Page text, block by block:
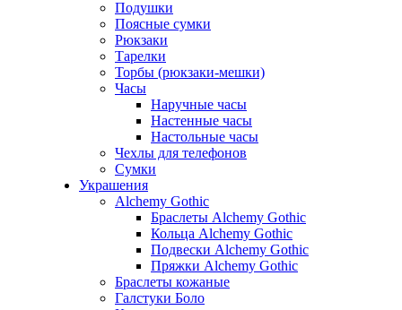
Подушки
Поясные сумки
Рюкзаки
Тарелки
Торбы (рюкзаки-мешки)
Часы
Наручные часы
Настенные часы
Настольные часы
Чехлы для телефонов
Сумки
Украшения
Alchemy Gothic
Браслеты Alchemy Gothic
Кольца Alchemy Gothic
Подвески Alchemy Gothic
Пряжки Alchemy Gothic
Браслеты кожаные
Галстуки Боло